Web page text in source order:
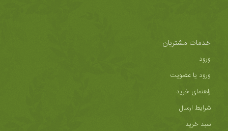
خدمات مشتریان
ورود
ورود یا عضویت
راهنمای خرید
شرایط ارسال
سبد خرید